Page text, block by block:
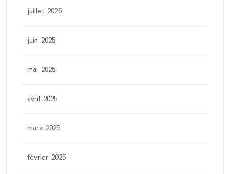
juillet 2025
juin 2025
mai 2025
avril 2025
mars 2025
février 2025